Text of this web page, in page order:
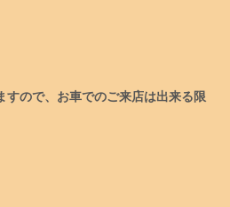
すので、お車でのご来店は出来る限